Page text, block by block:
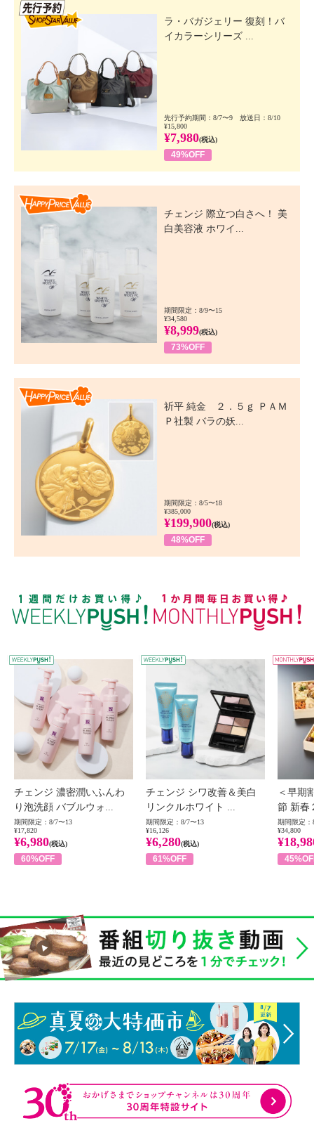
ラ・バガジェリー 復刻！バ
イカラーシリーズ ...
先行予約期間：8/7〜9 放送日：8/10
¥15,800
¥7,980(税込)
49%OFF
チェンジ 際立つ白さへ！ 美
白美容液 ホワイ...
期間限定：8/9〜15
¥34,580
¥8,999(税込)
73%OFF
祈平 純金 ２．５ｇ ＰＡＭ
Ｐ社製 バラの妖...
期間限定：8/5〜18
¥385,000
¥199,900(税込)
48%OFF
WEEKLY PUSH
チェンジ 濃密潤いふんわ
り泡洗顔 バブルウォ...
期間限定：8/7〜13
¥17,820
¥6,980(税込)
60%OFF
チェンジ シワ改善＆美白
リンクルホワイト ...
期間限定：8/7〜13
¥16,126
¥6,280(税込)
61%OFF
＜早期
節 新春
期間限定：
¥34,800